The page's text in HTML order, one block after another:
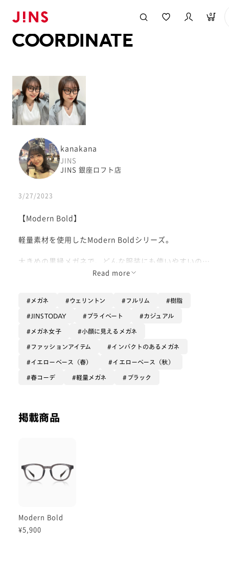
0
COORDINATE
kanakana
JINS
JINS 銀座ロフト店
3/27/2023
【Modern Bold】
軽量素材を使用したModern Boldシリーズ。
大きめの黒縁メガネで、どんな服装にも使いやすいのが
てください！
色違いのグレー×イエローデミ(392)も投稿しておりま
すので、ぜひ比較してみてくださいね。
Read more
メガネ ウェリントン フルリム 樹脂
JINSTODAY プライベート カジュアル
メガネ女子 小顔に見えるメガネ
ファッションアイテム インパクトのあるメガネ
イエローベース（春） イエローベース（秋）
春コーデ 軽量メガネ ブラック
掲載商品
Modern Bold
¥5,900